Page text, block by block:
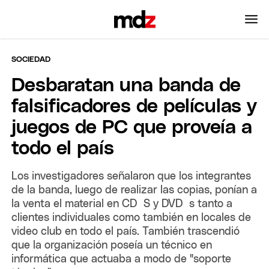
SOCIEDAD
Desbaratan una banda de
falsificadores de películas y
juegos de PC que proveía a
todo el país
Los investigadores señalaron que los integrantes
de la banda, luego de realizar las copias, ponían a
la venta el material en CD`S y DVD`s tanto a
clientes individuales como también en locales de
video club en todo el país. También trascendió
que la organización poseía un técnico en
informática que actuaba a modo de "soporte